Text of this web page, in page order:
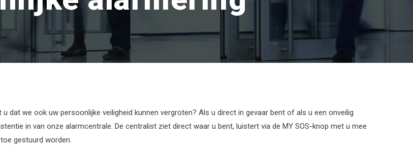
dat we ook uw persoonlijke veiligheid kunnen vergroten? Als u direct in gevaar bent of als u een onveilig
in van onze alarmcentrale. De centralist ziet direct waar u bent, luistert via de MY SOS-knop met u mee
gestuurd worden.